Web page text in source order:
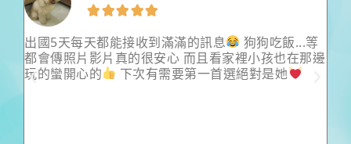

出國5天每天都能接收到滿滿的訊息
狗狗吃飯...等
都會傳照片影片真的很安心 而且看家裡小孩也在那邊
玩的蠻開心的
下次有需要第一首選絕對是她